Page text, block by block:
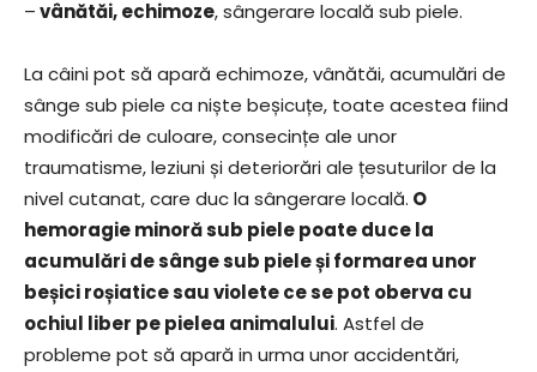
–vânătăi, echimoze, sângerare locală sub piele.
La câini pot să apară echimoze, vânătăi, acumulări de
sânge sub piele ca niște beșicuțe, toate acestea fiind
modificări de culoare, consecințe ale unor
traumatisme, leziuni și deteriorări ale țesuturilor de la
nivel cutanat, care duc la sângerare locală. O
hemoragie minoră sub piele poate duce la
acumulări de sânge sub piele și formarea unor
beșici roșiatice sau violete ce se pot oberva cu
ochiul liber pe pielea animalului. Astfel de
probleme pot să apară in urma unor accidentări,